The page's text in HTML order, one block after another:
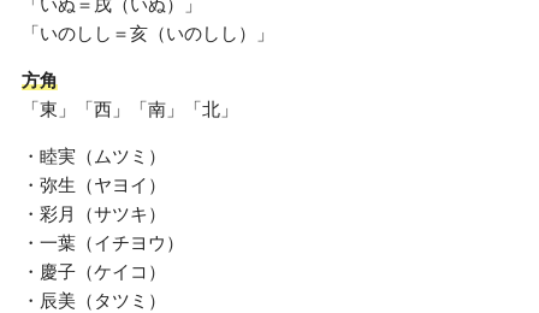
「いぬ＝戌（いぬ）」
「いのしし＝亥（いのしし）」
方角
「東」「西」「南」「北」
・睦実（ムツミ）
・弥生（ヤヨイ）
・彩月（サツキ）
・一葉（イチヨウ）
・慶子（ケイコ）
・辰美（タツミ）